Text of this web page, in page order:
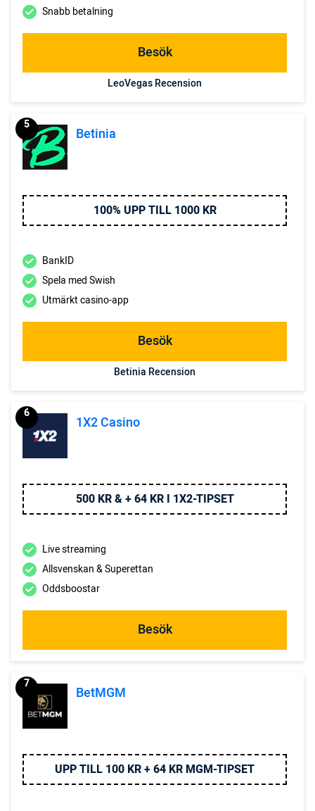
Snabb betalning
Besök
LeoVegas Recension
Betinia
5
100% UPP TILL 1000 KR
BankID
Spela med Swish
Utmärkt casino-app
Besök
Betinia Recension
1X2 Casino
6
500 KR & + 64 KR I 1X2-TIPSET
Live streaming
Allsvenskan & Superettan
Oddsboostar
Besök
BetMGM
7
UPP TILL 100 KR + 64 KR MGM-TIPSET